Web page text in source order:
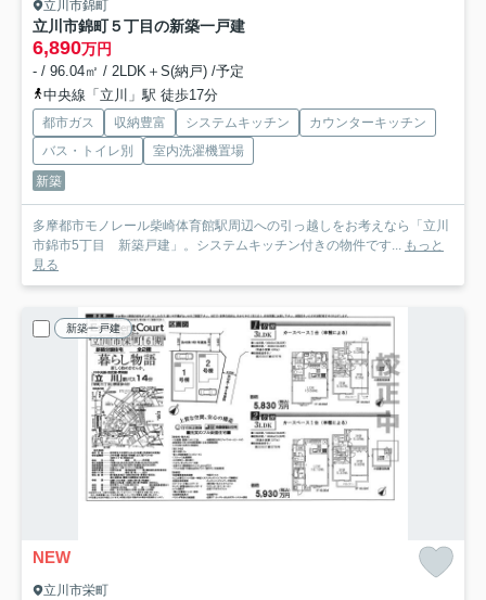
立川市錦町
立川市錦町５丁目の新築一戸建
6,890万円
- / 96.04㎡ / 2LDK＋S(納戸) /予定
中央線「立川」駅 徒歩17分
都市ガス 収納豊富 システムキッチン
カウンターキッチン
バス・トイレ別
室内洗濯機置場
新築
多摩都市モノレール柴崎体育館駅周辺への引っ越しをお考えなら「立川
市錦市5丁目 新築戸建」。システムキッチン付きの物件です... もっと
見る
新築一戸建
NEW
立川市栄町